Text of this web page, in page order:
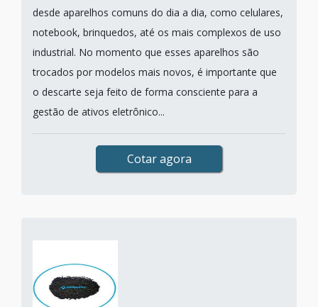
desde aparelhos comuns do dia a dia, como celulares,
notebook, brinquedos, até os mais complexos de uso
industrial. No momento que esses aparelhos são
trocados por modelos mais novos, é importante que
o descarte seja feito de forma consciente para a
gestão de ativos eletrônico...
Cotar agora